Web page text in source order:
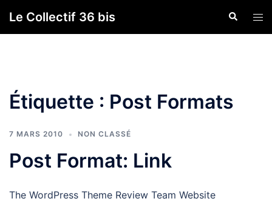
auLe Collectif 36 bis
le
Étiquette : Post Formats
7 MARS 2010 NON CLASSÉ
Post Format: Link
The WordPress Theme Review Team Website